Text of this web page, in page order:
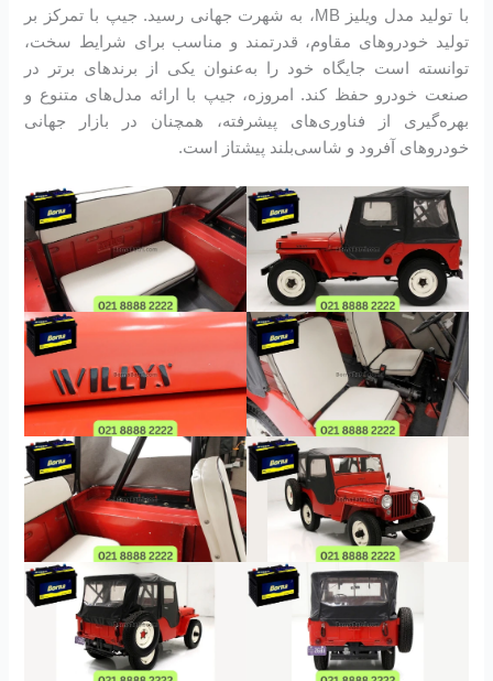
با تولید مدل ویلیز MB، به شهرت جهانی رسید. جیپ با تمرکز بر
تولید خودروهای مقاوم، قدرتمند و مناسب برای شرایط سخت،
توانسته است جایگاه خود را به‌عنوان یکی از برندهای برتر در
صنعت خودرو حفظ کند. امروزه، جیپ با ارائه مدل‌های متنوع و
بهره‌گیری از فناوری‌های پیشرفته، همچنان در بازار جهانی
خودروهای آفرود و شاسی‌بلند پیشتاز است.